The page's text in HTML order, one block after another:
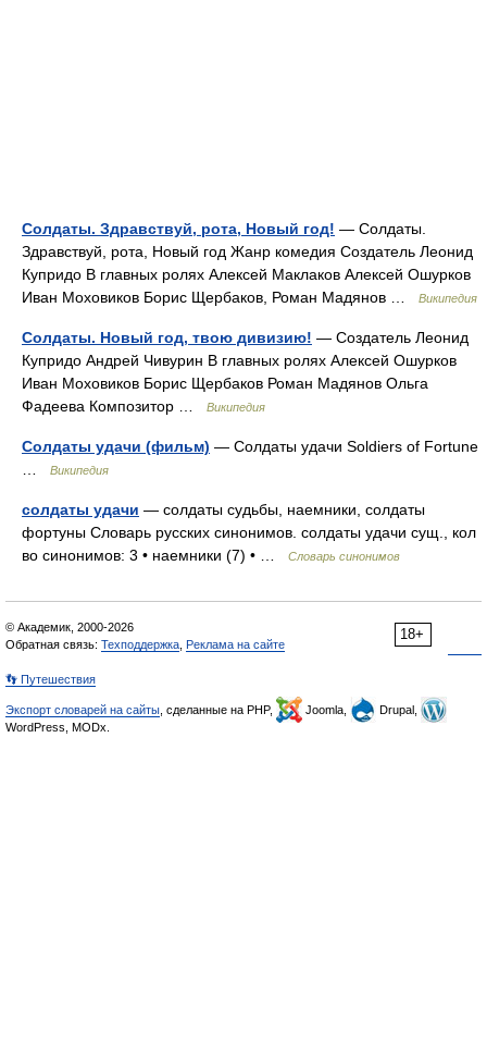
Солдаты. Здравствуй, рота, Новый год! — Солдаты.
Здравствуй, рота, Новый год Жанр комедия Создатель Леонид
Купридо В главных ролях Алексей Маклаков Алексей Ошурков
Иван Моховиков Борис Щербаков, Роман Мадянов …
Википедия
Солдаты. Новый год, твою дивизию! — Создатель Леонид
Купридо Андрей Чивурин В главных ролях Алексей Ошурков
Иван Моховиков Борис Щербаков Роман Мадянов Ольга
Фадеева Композитор …
Википедия
Солдаты удачи (фильм) — Солдаты удачи Soldiers of Fortune
Википедия
солдаты удачи — солдаты судьбы, наемники, солдаты
фортуны Словарь русских синонимов. солдаты удачи сущ., кол
во синонимов: 3 • наемники (7) • …
Словарь синонимов
18+
© Академик, 2000-2026
Обратная связь: Техподдержка Реклама на сайте
👣 Путешествия
Экспорт словарей на сайты , сделанные на PHP, Joomla,
Drupal,
WordPress, MODx.